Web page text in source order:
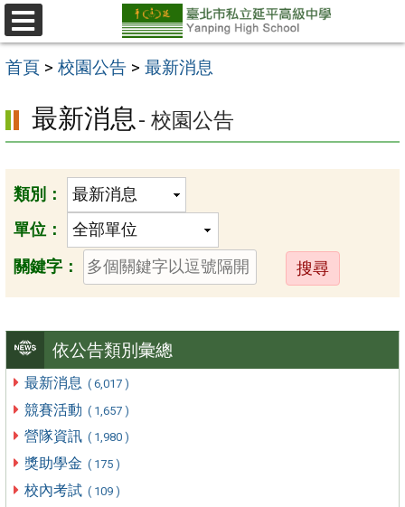
跳
至
主
容
區
選
單
首頁 > 校園公告 > 最新消息
依公告類別彙總
最新消息 ( 6,017 )
競賽活動 ( 1,657 )
營隊資訊 ( 1,980 )
獎助學金 ( 175 )
校內考試 ( 109 )
最新消息- 校園公告
類別：
單位：
關鍵字：
送
出